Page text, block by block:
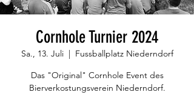
Cornhole Turnier 2024
Sa., 13. Juli
  |
Fussballplatz Niederndorf
Das "Original" Cornhole Event des
Bierverkostungsverein Niederndorf.